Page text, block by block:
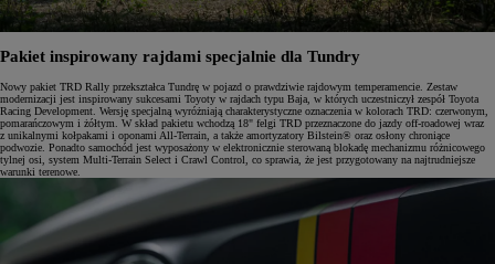
Pakiet inspirowany rajdami specjalnie dla Tundry
Nowy pakiet TRD Rally przekształca Tundrę w pojazd o prawdziwie rajdowym temperamencie. Zestaw
modernizacji jest inspirowany sukcesami Toyoty w rajdach typu Baja, w których uczestniczył zespół Toyota
Racing Development. Wersję specjalną wyróżniają charakterystyczne oznaczenia w kolorach TRD: czerwonym,
pomarańczowym i żółtym. W skład pakietu wchodzą 18" felgi TRD przeznaczone do jazdy off-roadowej wraz
z unikalnymi kołpakami i oponami All-Terrain, a także amortyzatory Bilstein® oraz osłony chroniące
podwozie. Ponadto samochód jest wyposażony w elektronicznie sterowaną blokadę mechanizmu różnicowego
tylnej osi, system Multi-Terrain Select i Crawl Control, co sprawia, że jest przygotowany na najtrudniejsze
warunki terenowe.